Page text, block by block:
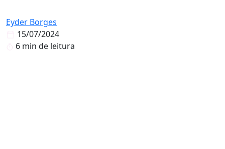
Eyder Borges
15/07/2024
6 min de leitura